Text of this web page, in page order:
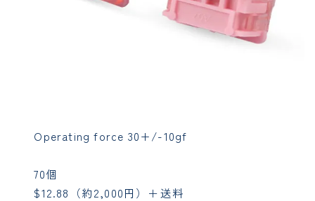
Operating force 30+/-10gf
70個
$12.88（約2,000円）＋送料